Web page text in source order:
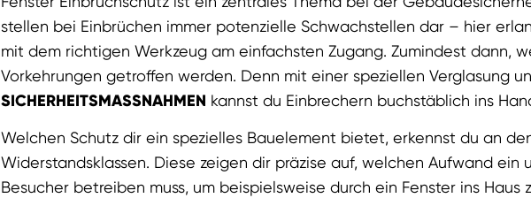
stellen bei Einbrüchen immer potenzielle Schwachstellen dar – hier
mit dem richtigen Werkzeug am einfachsten Zugang. Zumindest dann,
Vorkehrungen getroffen werden. Denn mit einer speziellen Verglasung
SICHERHEITSMASSNAHMEN kannst du Einbrechern buchstäblich ins
Welchen Schutz dir ein spezielles Bauelement bietet, erkennst du an
Widerstandsklassen. Diese zeigen dir präzise auf, welchen Aufwand ein
Besucher betreiben muss, um beispielsweise durch ein Fenster ins Haus